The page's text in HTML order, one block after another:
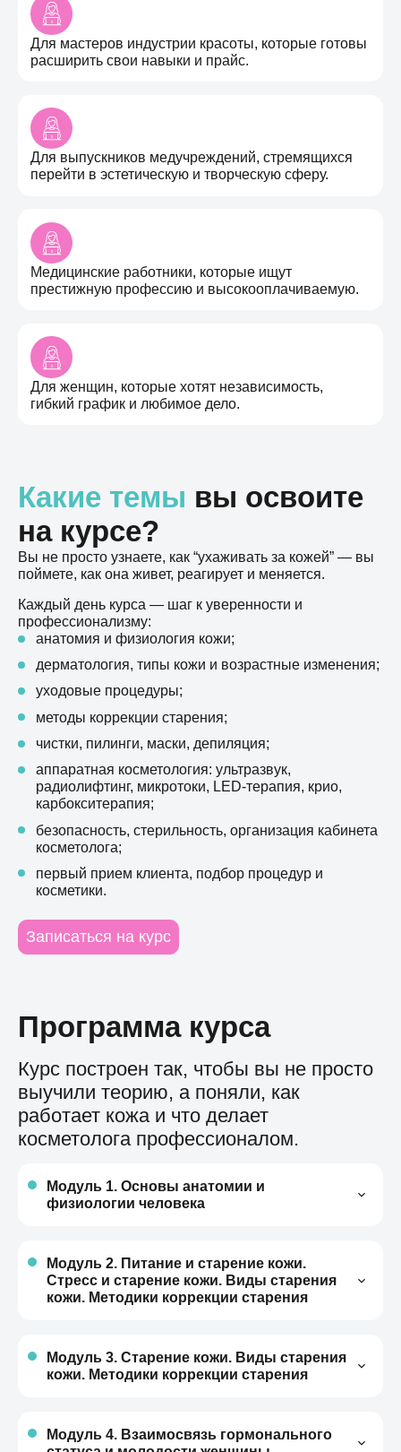
Для мастеров индустрии красоты, которые готовы
расширить свои навыки и прайс.
Для выпускников медучреждений, стремящихся
перейти в эстетическую и творческую сферу.
Медицинские работники, которые ищут
престижную профессию и высокооплачиваемую.
Для женщин, которые хотят независимость,
гибкий график и любимое дело.
Какие темы вы освоите
на курсе?
Вы не просто узнаете, как “ухаживать за кожей” — вы
поймете, как она живет, реагирует и меняется.
Каждый день курса — шаг к уверенности и
профессионализму:
анатомия и физиология кожи;
дерматология, типы кожи и возрастные изменения;
уходовые процедуры;
методы коррекции старения;
чистки, пилинги, маски, депиляция;
аппаратная косметология: ультразвук,
радиолифтинг, микротоки, LED-терапия, крио,
карбокситерапия;
безопасность, стерильность, организация кабинета
косметолога;
первый прием клиента, подбор процедур и
косметики.
Записаться на курс
Программа курса
Курс построен так, чтобы вы не просто
выучили теорию, а поняли, как
работает кожа и что делает
косметолога профессионалом.
Модуль 1. Основы анатомии и
физиологии человека
Мышцы головы и шеи
Иннервация
Модуль 2. Питание и старение кожи.
Стресс и старение кожи. Виды старения
кожи. Методики коррекции старения
Аутоинтоксикация. Что это такое?
География угревой сыпи
Модуль 3. Старение кожи. Виды старения
кожи. Методики коррекции старения
Виды старения кожи
Модуль 4. Взаимосвязь гормонального